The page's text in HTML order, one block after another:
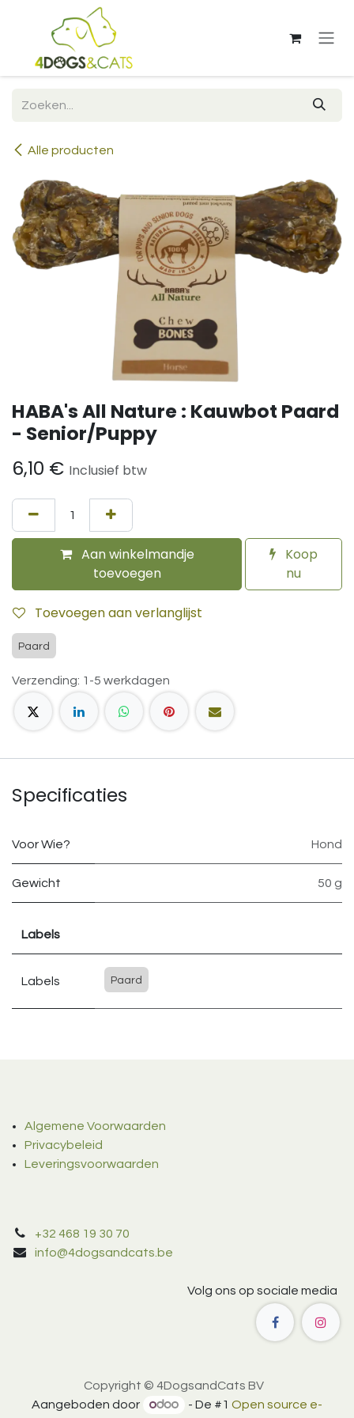
Overslaan naar inhoud
Alle producten
HABA's All Nature : Kauwbot Paard
- Senior/Puppy
6,10 € Inclusief btw
Aan winkelmandje
toevoegen
Koop
nu
Toevoegen aan verlanglijst
Paard
Verzending: 1-5 werkdagen
Specificaties
Voor Wie? Hond
Gewicht 50 g
Labels
Labels Paard
Algemene Voorwaarden
Privacybeleid
Leveringsvoorwaarden
+32 468 19 30 70
info@4dogsandcats.be
Volg ons op sociale media
Copyright © 4DogsandCats BV
Aangeboden door
- De #1 Open source e-